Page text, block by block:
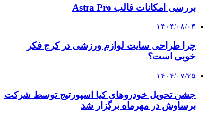
بررسی امکانات قالب Astra Pro
۱۴۰۴/۰۸/۰۴
چرا طراحی سایت لوازم ورزشی در کرج فکر
خوبی است؟
۱۴۰۴/۰۷/۲۵
جشن تحویل خودروهای کیا اسپورتیج توسط شرکت
برساوش در مهرماه برگزار شد